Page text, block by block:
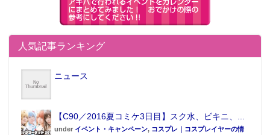
■公式サイト：http://www.kotobukiya.co.jp/event/event-
人気記事ランキング
ニュース
【C90／2016夏コミケ3日目】スク水、ビキニ、...
under イベント・キャンペーン, コスプレ｜コスプレイヤーの情